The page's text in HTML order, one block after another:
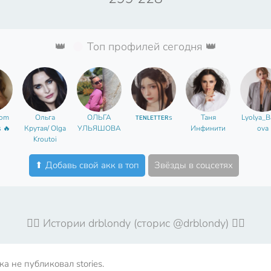
👑 Топ профилей сегодня 👑
🔥
Ольга
Крутая/ Olga
Kroutoi
ОЛЬГА
УЛЬЯШОВА
ᴛᴇɴʟᴇᴛᴛᴇʀs
Таня
Инфинити
ova
⬆ Добавь свой акк в топ Звёзды в соцсетях
🤦‍♀️ Истории drblondy (сторис @drblondy) 🤦‍♀️
не публиковал stories.